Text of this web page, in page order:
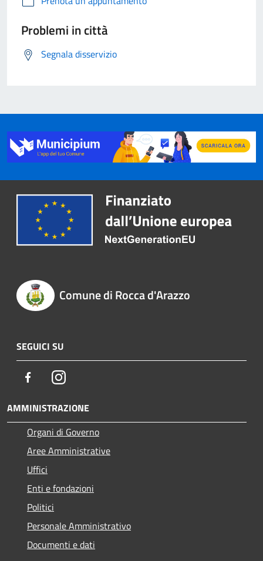
Problemi in città
Segnala disservizio
Comune di Rocca d'Arazzo
SEGUICI SU
FacebookInstagram
AMMINISTRAZIONE
Organi di Governo
Aree Amministrative
Uffici
Enti e fondazioni
Politici
Personale Amministrativo
Documenti e dati